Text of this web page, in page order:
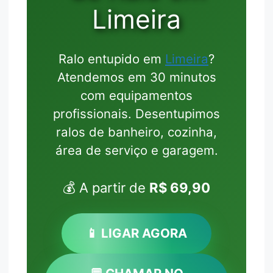
Limeira
Ralo entupido em Limeira?
Atendemos em 30 minutos
com equipamentos
profissionais. Desentupimos
ralos de banheiro, cozinha,
área de serviço e garagem.
💰 A partir de R$ 69,90
📱 LIGAR AGORA